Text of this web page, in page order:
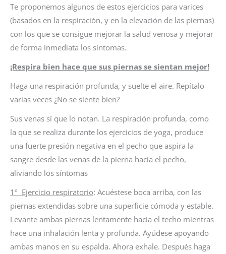
Te proponemos algunos de estos ejercicios para varices
(basados en la respiración, y en la elevación de las piernas)
con los que se consigue mejorar la salud venosa y mejorar
de forma inmediata los síntomas.
¡Respira bien hace que sus piernas se sientan mejor!
Haga una respiración profunda, y suelte el aire. Repítalo
varias veces ¿No se siente bien?
Sus venas sí que lo notan. La respiración profunda, como
la que se realiza durante los ejercicios de yoga, produce
una fuerte presión negativa en el pecho que aspira la
sangre desde las venas de la pierna hacia el pecho,
aliviando los síntomas
1º Ejercicio respiratorio: Acuéstese boca arriba, con las
piernas extendidas sobre una superficie cómoda y estable.
Levante ambas piernas lentamente hacia el techo mientras
hace una inhalación lenta y profunda. Ayúdese apoyando
ambas manos en su espalda. Ahora exhale. Después haga